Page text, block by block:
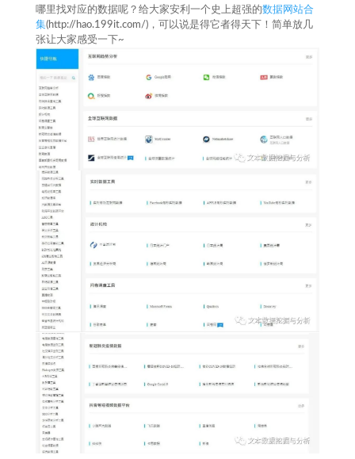
哪里找对应的数据呢？给大家安利一个史上超强的数据网站合
集(http://hao.199it.com/)，可以说是得它者得天下！简单放几
张让大家感受一下~